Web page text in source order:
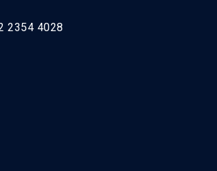
2354 4028